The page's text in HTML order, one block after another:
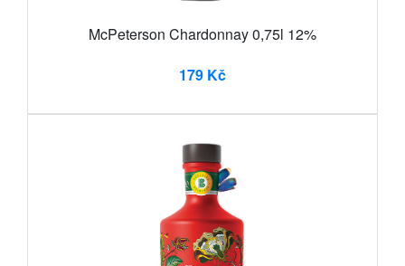
McPeterson Chardonnay 0,75l 12%
179 Kč